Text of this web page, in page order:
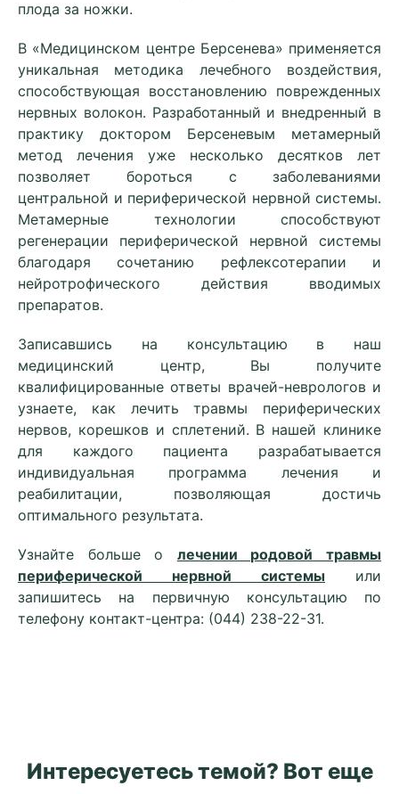
плода за ножки.
В «Медицинском центре Берсенева» применяется
уникальная методика лечебного воздействия,
способствующая восстановлению поврежденных
нервных волокон. Разработанный и внедренный в
практику доктором Берсеневым метамерный
метод лечения уже несколько десятков лет
позволяет бороться с заболеваниями
центральной и периферической нервной системы.
Метамерные технологии способствуют
регенерации периферической нервной системы
благодаря сочетанию рефлексотерапии и
нейротрофического действия вводимых
препаратов.
Записавшись на консультацию в наш
медицинский центр, Вы получите
квалифицированные ответы врачей-неврологов и
узнаете, как лечить травмы периферических
нервов, корешков и сплетений. В нашей клинике
для каждого пациента разрабатывается
индивидуальная программа лечения и
реабилитации, позволяющая достичь
оптимального результата.
Узнайте больше о лечении родовой травмы
периферической нервной системы или
запишитесь на первичную консультацию по
телефону контакт-центра: (044) 238-22-31.
Интересуетесь темой? Вот еще